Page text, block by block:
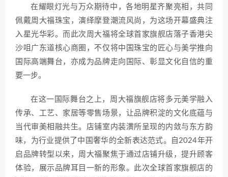
在耀眼灯光与万众期待中，各地明星齐聚亮相，共同
佩戴周大福珠宝，演绎摩登潮流风尚，为这场开幕盛典注
入星光华彩。而此次周大福将全球首家旗舰店落子香港尖
沙咀广东道核心商圈，不仅将中国珠宝的匠心与美学推向
国际高端舞台，亦成为品牌走向国际、彰显文化自信的重
要一步。
在这一国际舞台之上，周大福旗舰店将多元美学融入
传承、工艺、家居等零售场景，让品牌积淀的文化底蕴与
当代审美相融共生。店铺室内装潢所呈现的内敛与东方韵
味，为行业提供了中国奢华的全新表达范式。自2024年开
启品牌转型以来，周大福聚焦于通过店铺升级，提升顾客
体验，展示品牌耳目一新的形象。此次全球首家旗舰店的